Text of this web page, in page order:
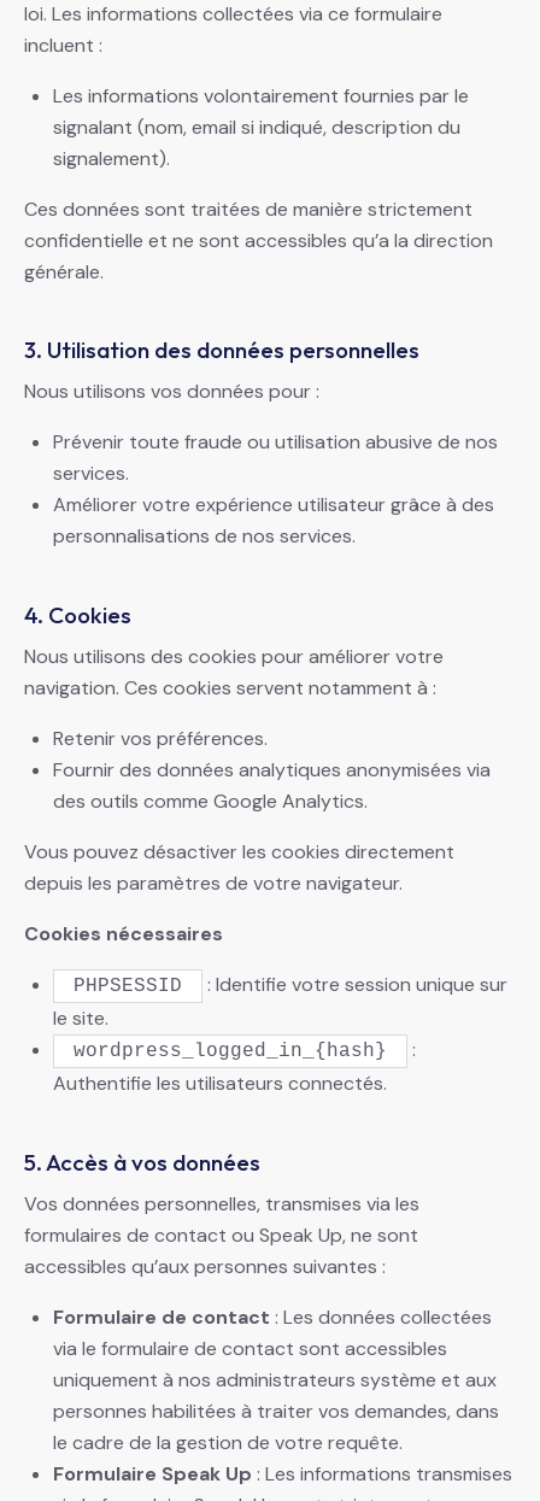
loi. Les informations collectées via ce formulaire
incluent :
Les informations volontairement fournies par le
signalant (nom, email si indiqué, description du
signalement).
Ces données sont traitées de manière strictement
confidentielle et ne sont accessibles qu’a la direction
générale.
3. Utilisation des données personnelles
Nous utilisons vos données pour :
Prévenir toute fraude ou utilisation abusive de nos
services.
Améliorer votre expérience utilisateur grâce à des
personnalisations de nos services.
4. Cookies
Nous utilisons des cookies pour améliorer votre
navigation. Ces cookies servent notamment à :
Retenir vos préférences.
Fournir des données analytiques anonymisées via
des outils comme Google Analytics.
Vous pouvez désactiver les cookies directement
depuis les paramètres de votre navigateur.
Cookies nécessaires
PHPSESSID
: Identifie votre session unique sur
le site.
wordpress_logged_in_{hash}
:
Authentifie les utilisateurs connectés.
5. Accès à vos données
Vos données personnelles, transmises via les
formulaires de contact ou Speak Up, ne sont
accessibles qu’aux personnes suivantes :
Formulaire de contact : Les données collectées
via le formulaire de contact sont accessibles
uniquement à nos administrateurs système et aux
personnes habilitées à traiter vos demandes, dans
le cadre de la gestion de votre requête.
Formulaire Speak Up : Les informations transmises